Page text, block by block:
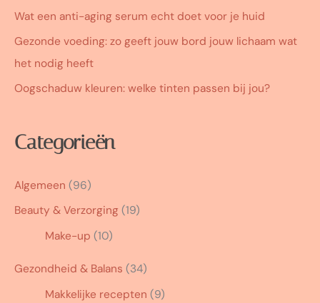
Wat een anti-aging serum echt doet voor je huid
Gezonde voeding: zo geeft jouw bord jouw lichaam wat
het nodig heeft
Oogschaduw kleuren: welke tinten passen bij jou?
Categorieën
Algemeen (96)
Beauty & Verzorging (19)
Make-up (10)
Gezondheid & Balans (34)
Makkelijke recepten (9)